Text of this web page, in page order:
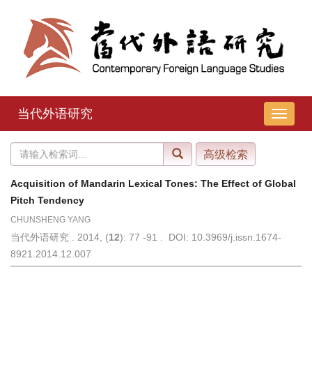
导
航
当代外语研究
Acquisition of Mandarin Lexical Tones: The Effect of Global
Pitch Tendency
CHUNSHENG YANG
当代外语研究 . 2014, (12): 77 -91 . DOI: 10.3969/j.issn.1674-
8921.2014.12.007